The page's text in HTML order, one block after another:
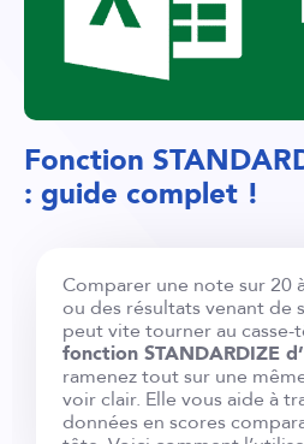
Fonction
: guide complet !
Comparer une note sur 20
ou des résultats venant de
peut vite tourner au casse-
fonction STANDARDIZE
ramenez tout sur une
voir clair. Elle vous aide à
données en scores